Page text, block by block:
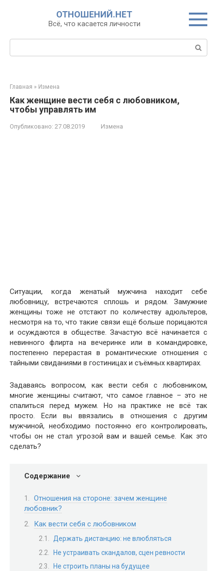
ОТНОШЕНИЙ.НЕТ
Всё, что касается личности
Поиск:
Главная » Измена
Как женщине вести себя с любовником,
чтобы управлять им
Опубликовано: 27.08.2019 Измена
Ситуации, когда женатый мужчина находит себе
любовницу, встречаются сплошь и рядом. Замужние
женщины тоже не отстают по количеству адюльтеров,
несмотря на то, что такие связи ещё больше порицаются
и осуждаются в обществе. Зачастую всё начинается с
невинного флирта на вечеринке или в командировке,
постепенно перерастая в романтические отношения с
тайными свиданиями в гостиницах и съёмных квартирах.
Задаваясь вопросом, как вести себя с любовником,
многие женщины считают, что самое главное – это не
спалиться перед мужем. Но на практике не всё так
просто. Если вы ввязались в отношения с другим
мужчиной, необходимо постоянно его контролировать,
чтобы он не стал угрозой вам и вашей семье. Как это
сделать?
Содержание
Отношения на стороне: зачем женщине
любовник?
Как вести себя с любовником
Держать дистанцию: не влюбляться
Не устраивать скандалов, сцен ревности
Не строить планы на будущее